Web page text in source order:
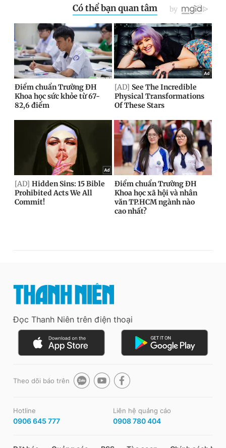
Đọc Thanh Niên trên điện thoại
Theo dõi báo trên
Hotline
0906 645 777
Liên hệ quảng cáo
0908 780 404